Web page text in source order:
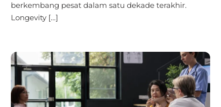
berkembang pesat dalam satu dekade terakhir.
Longevity […]